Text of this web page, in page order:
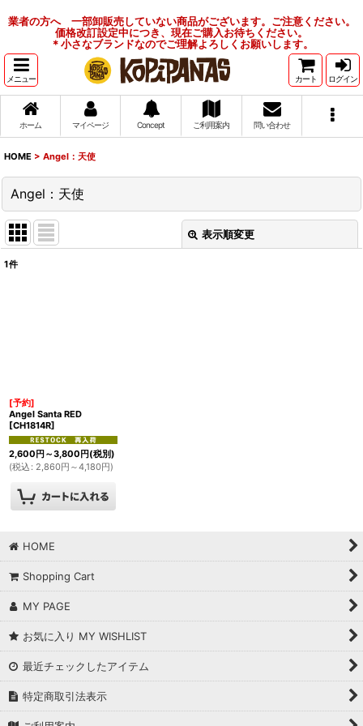
業者の方へ 一部卸販売していない商品がございます。ご注意ください。
価格改訂設定中につき、現在ご購入お待ちください。
＊小さなブランドなのでご理解よろしくお願いします。
メニュー カート ログイン
ホーム マイページ Concept ご利用案内 問い合わせ
HOME > Angel：天使
Angel：天使
表示順変更
1件
[予約]
Angel Santa RED
[CH1814R]
2,600 円 ～3,800 円 (税別)
(税込 : 2,860円 ～4,180円)
HOME
Shopping Cart
MY PAGE
お気に入り MY WISHLIST
最近チェックしたアイテム
特定商取引法表示